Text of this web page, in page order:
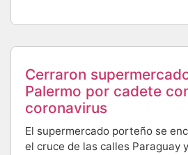
Cerraron
Palermo por cadete
coronavirus
El supermercado porteño se
el cruce de las calles Paraguay